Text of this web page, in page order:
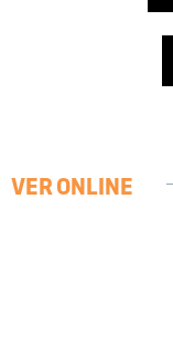
VER ONLINE